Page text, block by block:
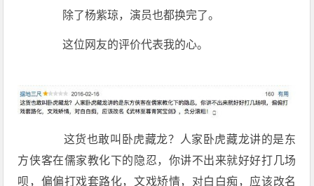
除了杨紫琼，演员也都换完了。
这位网友的评价代表我的心。
这货也敢叫卧虎藏龙？人家卧虎藏龙讲的是东
方侠客在儒家教化下的隐忍，你讲不出来就好好打几场
呗，偏偏打戏套路化，文戏矫情，对白白痴，应该改名